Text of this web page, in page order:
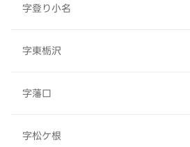
字登り小名
字東栃沢
字藩口
字松ケ根